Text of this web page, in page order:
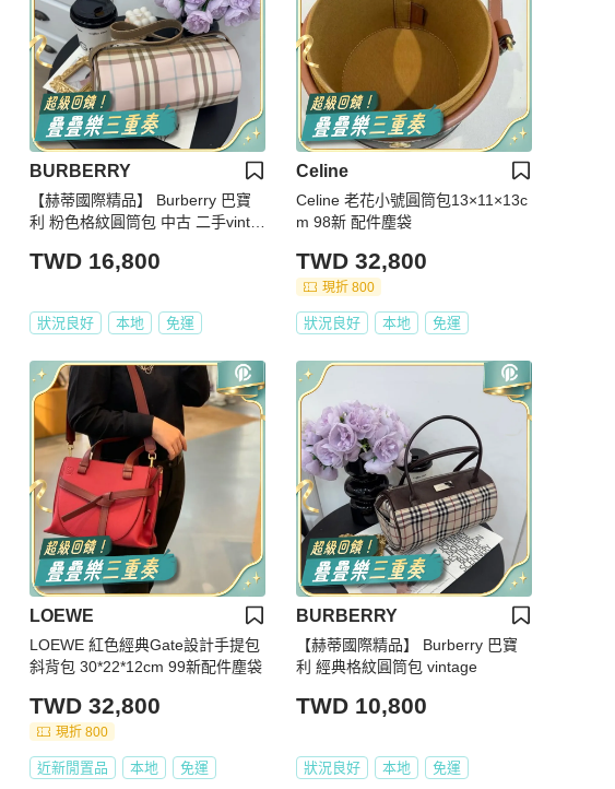
BURBERRY
【赫蒂國際精品】 Burberry 巴寶
利 粉色格紋圓筒包 中古 二手vinta
TWD 16,800
狀況良好 本地 免運
Celine
Celine 老花小號圓筒包13×11×13c
m 98新 配件塵袋
TWD 32,800
現折 800
狀況良好 本地 免運
LOEWE
LOEWE 紅色經典Gate設計手提包
斜背包 30*22*12cm 99新配件塵袋
TWD 32,800
現折 800
近新閒置品 本地 免運
BURBERRY
【赫蒂國際精品】 Burberry 巴寶
利 經典格紋圓筒包 vintage
TWD 10,800
狀況良好 本地 免運